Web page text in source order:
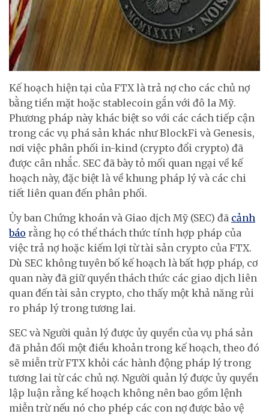
Kế hoạch hiện tại của FTX là trả nợ cho các chủ nợ
bằng tiền mặt hoặc stablecoin gắn với đô la Mỹ.
Phương pháp này khác biệt so với các cách tiếp cận
trong các vụ phá sản khác như BlockFi và Genesis,
nơi việc phân phối in-kind (crypto đổi crypto) đã
được cân nhắc. SEC đã bày tỏ mối quan ngại về kế
hoạch này, đặc biệt là về khung pháp lý và các chi
tiết liên quan đến phân phối.
Ủy ban Chứng khoán và Giao dịch Mỹ (SEC) đã cảnh
báo rằng họ có thể thách thức tính hợp pháp của
việc trả nợ hoặc kiếm lợi từ tài sản crypto của FTX.
Dù SEC không tuyên bố kế hoạch là bất hợp pháp, cơ
quan này đã giữ quyền thách thức các giao dịch liên
quan đến tài sản crypto, cho thấy một khả năng rủi
ro pháp lý trong tương lai.
SEC và Người quản lý được ủy quyền của vụ phá sản
đã phản đối một điều khoản trong kế hoạch, theo đó
sẽ miễn trừ FTX khỏi các hành động pháp lý trong
tương lai từ các chủ nợ. Người quản lý được ủy quyền
lập luận rằng kế hoạch không nên bao gồm lệnh
miễn trừ nếu nó cho phép các con nợ được bảo vệ